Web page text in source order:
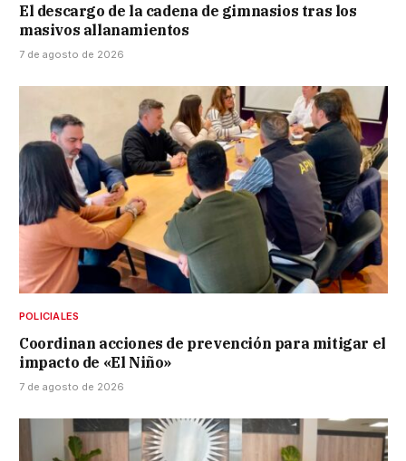
El descargo de la cadena de gimnasios tras los
masivos allanamientos
7 de agosto de 2026
POLICIALES
Coordinan acciones de prevención para mitigar el
impacto de «El Niño»
7 de agosto de 2026